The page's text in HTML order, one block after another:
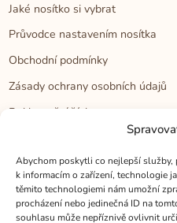
Abychom poskytli co nejlepší služby,
k informacím o zařízení, technologie
těmito technologiemi nám umožní
procházení nebo jedinečná ID na
souhlasu může nepříznivě ovlivnit
Jaké nosítko si vybrat
Průvodce nastavením nosítka
Obchodní podmínky
Zásady ochrany osobních údajů
Reklamační řád
Kontakt
Kontakt